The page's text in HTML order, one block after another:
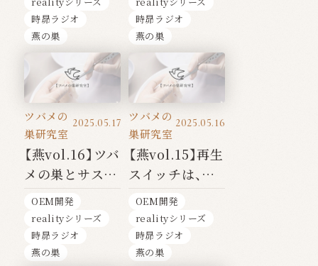
巣”──Glyken
という選択
時昴ラジオ
燕の巣
ズ 【完】
時昴ラジオ
燕の巣
ツバメの
巣研究室
2025.05.17
【燕vol.16】ツバ
メの巣とサステ
ナビリティ──
自然と共に生き
る未来
OEM開発
realityシリーズ
時昴ラジオ
燕の巣
ツバメの
巣研究室
2025.05.16
【燕vol.15】再生
スイッチは、あ
なたの中にあ
る"──EGFが
目覚めさせる美
と修復の力
OEM開発
realityシリーズ
時昴ラジオ
燕の巣